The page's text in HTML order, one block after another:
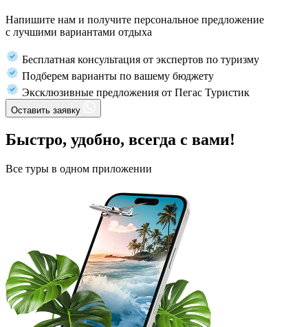
Напишите нам и получите персональное предложение
с лучшими вариантами отдыха
Бесплатная консультация от экспертов по туризму
Подберем варианты по вашему бюджету
Эксклюзивные предложения от Пегас Туристик
Оставить заявку
Быстро, удобно, всегда с вами!
Все туры в одном приложении